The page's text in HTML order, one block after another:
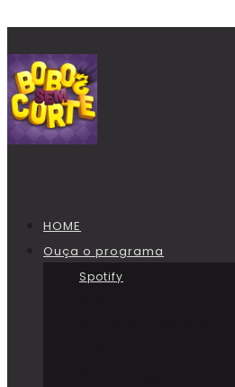
HOME
Ouça o programa
Spotify